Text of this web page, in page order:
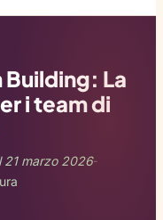
Building: La
i team di
21 marzo 2026-